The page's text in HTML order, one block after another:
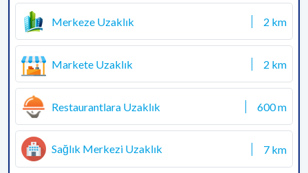
Merkeze Uzaklık 2 km
Markete Uzaklık 2 km
Restaurantlara Uzaklık 600 m
Sağlık Merkezi Uzaklık 7 km